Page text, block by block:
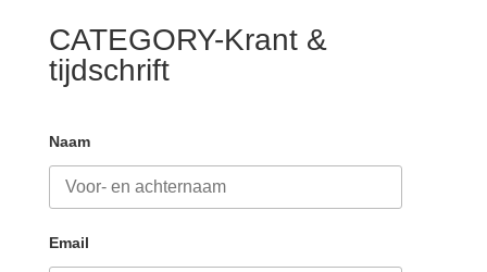
CATEGORY-Krant &
tijdschrift
Naam
Email